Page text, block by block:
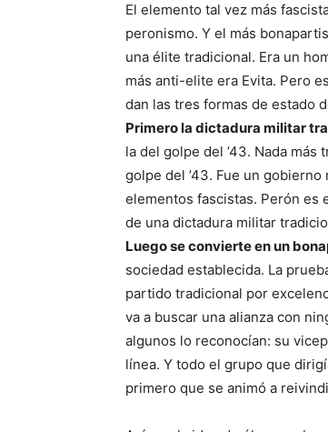
El elemento tal vez más
peronismo. Y el más
una élite tradicional. Era un
más anti-elite era Evita. Pero
dan las tres formas de estado
Primero la dictadura militar
la del golpe del ’43. Nada
golpe del ’43. Fue un
elementos fascistas. Perón es
de una dictadura militar
Luego se convierte en un
sociedad establecida. La
partido tradicional por
va a buscar una alianza con
algunos lo reconocían: su
línea. Y todo el grupo que
primero que se animó a